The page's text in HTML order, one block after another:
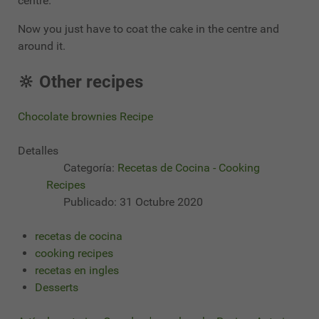
Now you just have to coat the cake in the centre and
around it.
🔆 Other recipes
Chocolate brownies Recipe
Detalles
Categoría: Recetas de Cocina - Cooking
Recipes
Publicado: 31 Octubre 2020
recetas de cocina
cooking recipes
recetas en ingles
Desserts